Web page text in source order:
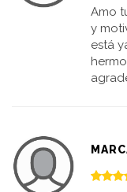
Amo
y
está